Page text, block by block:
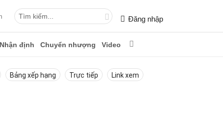
Đăng nhập
Nhận định Chuyển nhượng Video
Bảng xếp hạng Trực tiếp Link xem